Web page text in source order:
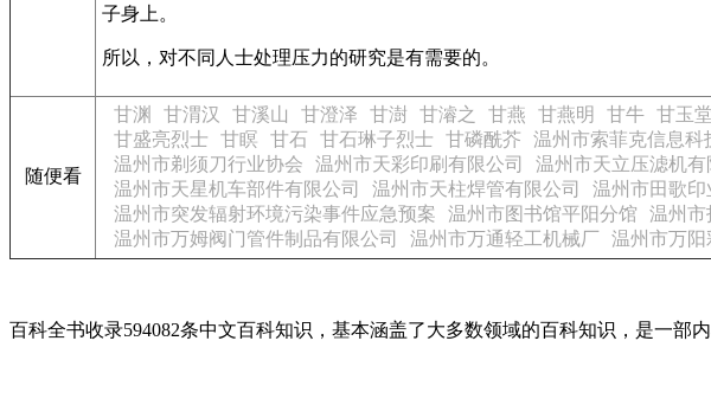
子身上。
所以，对不同人士处理压力的研究是有需要的。
随便看
甘渊 甘渭汉 甘溪山 甘澄泽 甘澍 甘濬之 甘燕 甘燕明 甘牛 甘玉
甘盛亮烈士
甘瞑 甘石 甘石琳子烈士 甘磷酰芥 温州市索菲克信息科
温州市剃须刀行业协会
温州市天彩印刷有限公司 温州市天立压滤机有
温州市天星机车部件有限公司
温州市天柱焊管有限公司 温州市田歌印
温州市突发辐射环境污染事件应急预案
温州市图书馆平阳分馆 温州市
温州市万姆阀门管件制品有限公司
温州市万通轻工机械厂 温州市万阳
百科全书收录594082条中文百科知识，基本涵盖了大多数领域的百科知识，是一部